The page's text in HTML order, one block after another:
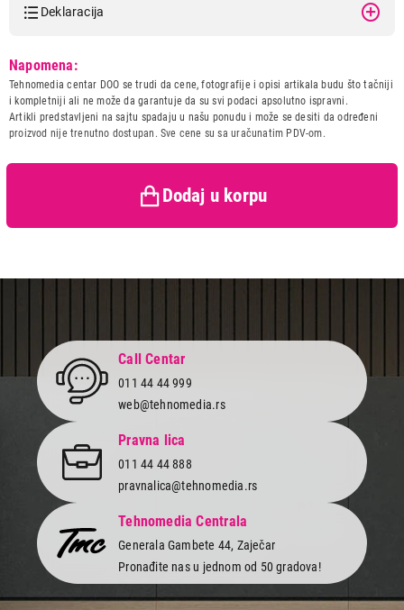
Deklaracija
Naziv i vrsta robe:
ANTENA
Uvoznik:
MISON DOO
Zemlja porekla:
Kina
kupaca po osnovu zakona o
Napomena:
Tehnomedia centar DOO se trudi da cene, fotografije i opisi artikala budu što tačniji
i kompletniji ali ne može da garantuje da su svi podaci apsolutno ispravni.
Artikli predstavljeni na sajtu spadaju u našu ponudu i može se desiti da određeni
proizvod nije trenutno dostupan. Sve cene su sa uračunatim PDV-om.
Dodaj u korpu
PHILIPS SDV6226/12
Proizvod je dodat u korpu.
Ukupno u korpi:0,00
Nastavi kupovinu
Završi kupovinu
Call Centar
011 44 44 999
web@tehnomedia.rs
Pravna lica
011 44 44 888
pravnalica@tehnomedia.rs
Tehnomedia Centrala
Generala Gambete 44, Zaječar
Pronađite nas u jednom od 50 gradova!